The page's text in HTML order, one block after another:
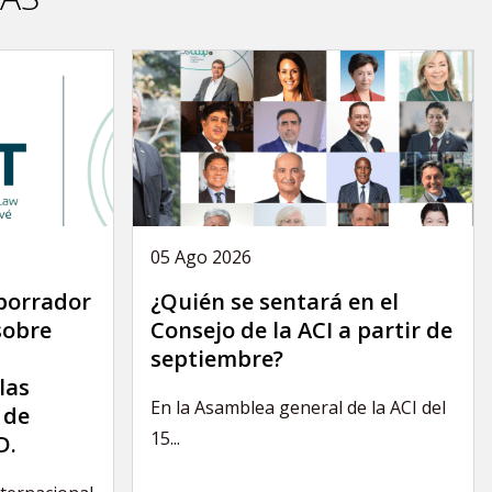
05 Ago 2026
¿Quién se sentará en el
Consejo de la ACI a partir de
septiembre?
En la Asamblea general de la ACI del
15...